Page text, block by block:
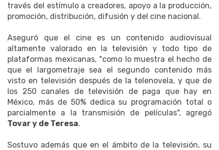
través del estímulo a creadores, apoyo a la producción,
promoción, distribución, difusión y del cine nacional.
Aseguró que el cine es un contenido audiovisual
altamente valorado en la televisión y todo tipo de
plataformas mexicanas, "como lo muestra el hecho de
que el largometraje sea el segundo contenido más
visto en televisión después de la telenovela, y que de
los 250 canales de televisión de paga que hay en
México, más de 50% dedica su programación total o
parcialmente a la transmisión de películas", agregó
Tovar y de Teresa.
Sostuvo además que en el ámbito de la televisión, su